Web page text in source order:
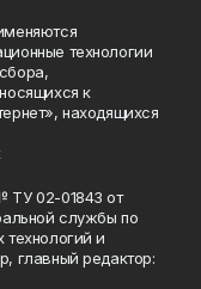
технологии
к
находящихся
ТУ 02-01843 от
службы по
и
главный редактор: